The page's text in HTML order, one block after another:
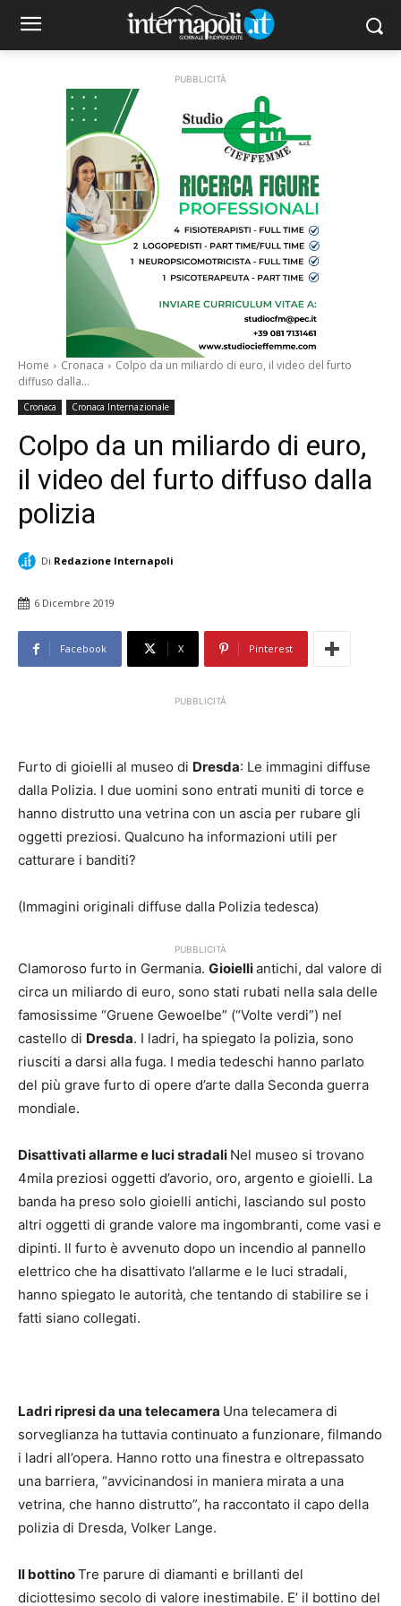
PUBBLICITÀ
Home Cronaca
Colpo da un miliardo di euro, il video del furto
diffuso dalla...
Cronaca Cronaca Internazionale
Colpo da un miliardo di euro,
il video del furto diffuso dalla
polizia
Di Redazione Internapoli
6 Dicembre 2019
Facebook X Pinterest
PUBBLICITÀ
Furto di gioielli al museo di Dresda: Le immagini diffuse
dalla Polizia. I due uomini sono entrati muniti di torce e
hanno distrutto una vetrina con un ascia per rubare gli
oggetti preziosi. Qualcuno ha informazioni utili per
catturare i banditi?
(Immagini originali diffuse dalla Polizia tedesca)
PUBBLICITÀ
Clamoroso furto in Germania. Gioielliantichi, dal valore di
circa un miliardo di euro, sono stati rubati nella sala delle
famosissime “Gruene Gewoelbe” (“Volte verdi”) nel
castello di Dresda. I ladri, ha spiegato la polizia, sono
riusciti a darsi alla fuga. I media tedeschi hanno parlato
del più grave furto di opere d’arte dalla Seconda guerra
mondiale.
Disattivati allarme e luci stradali Nel museo si trovano
4mila preziosi oggetti d’avorio, oro, argento e gioielli. La
banda ha preso solo gioielli antichi, lasciando sul posto
altri oggetti di grande valore ma ingombranti, come vasi e
dipinti. Il furto è avvenuto dopo un incendio al pannello
elettrico che ha disattivato l’allarme e le luci stradali,
hanno spiegato le autorità, che tentando di stabilire se i
fatti siano collegati.
Ladri ripresi da una telecamera Una telecamera di
sorveglianza ha tuttavia continuato a funzionare, filmando
i ladri all’opera. Hanno rotto una finestra e oltrepassato
una barriera, “avvicinandosi in maniera mirata a una
vetrina, che hanno distrutto”, ha raccontato il capo della
polizia di Dresda, Volker Lange.
Il bottinoTre parure di diamanti e brillanti del
diciottesimo secolo di valore inestimabile. E’ il bottino del